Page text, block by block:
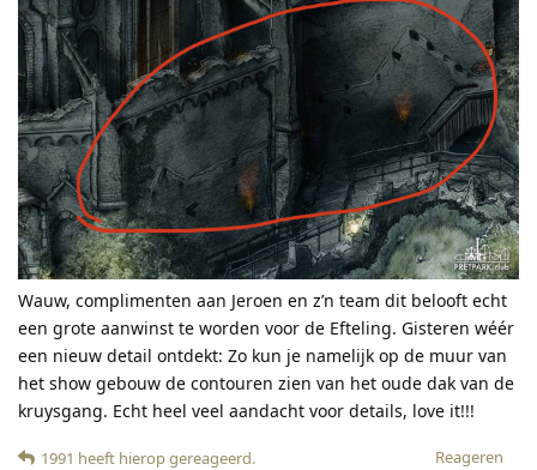
Wauw, complimenten aan Jeroen en z’n team dit belooft echt
een grote aanwinst te worden voor de Efteling. Gisteren wéér
een nieuw detail ontdekt: Zo kun je namelijk op de muur van
het show gebouw de contouren zien van het oude dak van de
kruysgang. Echt heel veel aandacht voor details, love it!!!
Reageren
1991 heeft hierop gereageerd.